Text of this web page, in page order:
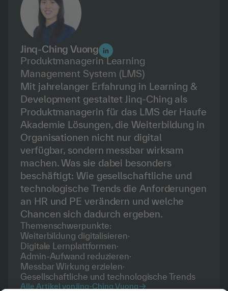
Jinq-Ching Vuong
Produktmanagerin Learning
Management System (LMS)
Mit jahrelanger Erfahrung in Learning &
Development gestaltet Jinq-Ching als
Produktmanagerin für das LMS der Haufe
Akademie Lösungen, die Weiterbildung in
Organisationen nicht nur digital
verfügbar, sondern messbar wirksam
machen. Was sie dabei besonders
beschäftigt: Wie gesellschaftliche und
technologische Trends die Anforderungen
an HR und PE verändern und welche
Chancen sich dadurch ergeben.
Themenschwerpunkte:
Weiterbildung digitalisieren·
Digitale Lernplattformen·
Admin-Aufwand reduzieren·
Messbar Wirkung erzielen·
Gesellschaftliche und technologische Trends
Alle Artikel vonJinq-Ching Vuong